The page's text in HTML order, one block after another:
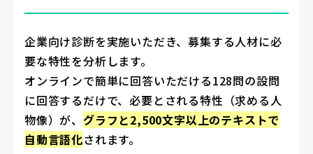
企業向け診断を実施いただき、募集する人材に必
要な特性を分析します。
オンラインで簡単に回答いただける128問の設問
に回答するだけで、必要とされる特性（求める人
物像）が、 グラフと2,500文字以上のテキストで
自動言語化されます。